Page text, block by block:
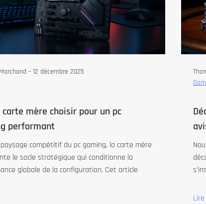
– 12 décembre 2025
mère choisir pour un pc
performant
compétitif du pc gaming, la carte mère
le socle stratégique qui conditionne la
globale de la configuration. Cet article